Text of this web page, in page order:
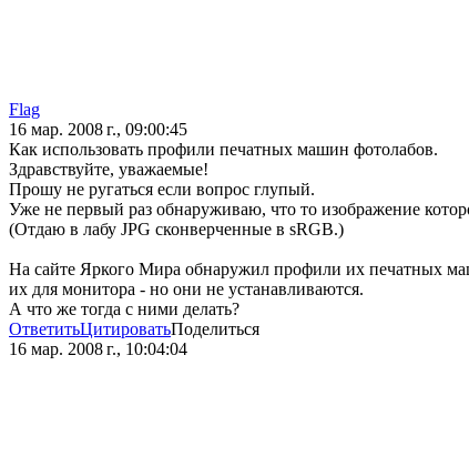
Flag
16 мар. 2008 г., 09:00:45
Как использовать профили печатных машин фотолабов.
Здравствуйте, уважаемые!
Прошу не ругаться если вопрос глупый.
Уже не первый раз обнаруживаю, что то изображение
(Отдаю в лабу JPG сконверченные в sRGB.)
На сайте Яркого Мира обнаружил профили их печатных
их для монитора - но они не устанавливаются.
А что же тогда с ними делать?
ОтветитьЦитироватьПоделиться
16 мар. 2008 г., 10:04:04